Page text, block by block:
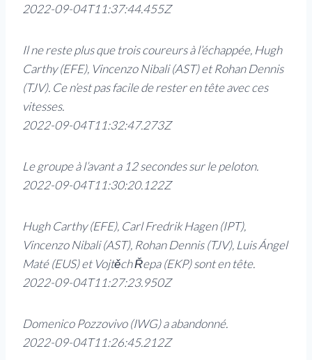
2022-09-04T11:37:44.455Z
Il ne reste plus que trois coureurs à l’échappée, Hugh
Carthy (EFE), Vincenzo Nibali (AST) et Rohan Dennis
(TJV). Ce n’est pas facile de rester en tête avec ces
vitesses.
2022-09-04T11:32:47.273Z
Le groupe à l’avant a 12 secondes sur le peloton.
2022-09-04T11:30:20.122Z
Hugh Carthy (EFE), Carl Fredrik Hagen (IPT),
Vincenzo Nibali (AST), Rohan Dennis (TJV), Luis Ángel
Maté (EUS) et Vojtěch Řepa (EKP) sont en tête.
2022-09-04T11:27:23.950Z
Domenico Pozzovivo (IWG) a abandonné.
2022-09-04T11:26:45.212Z